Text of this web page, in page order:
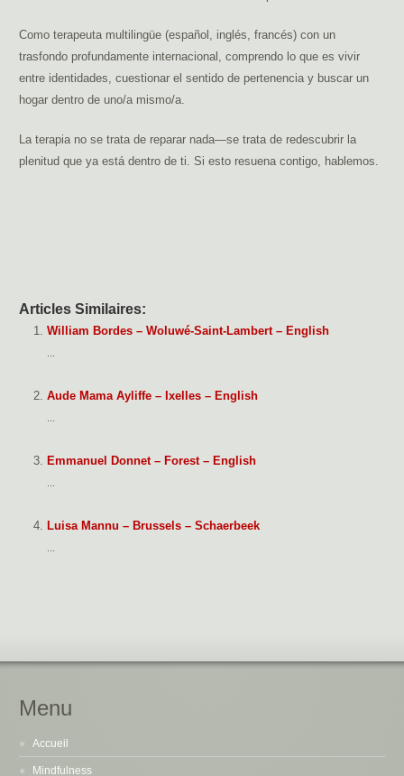
Como terapeuta multilingüe (español, inglés, francés) con un
trasfondo profundamente internacional, comprendo lo que es vivir
entre identidades, cuestionar el sentido de pertenencia y buscar un
hogar dentro de uno/a mismo/a.
La terapia no se trata de reparar nada—se trata de redescubrir la
plenitud que ya está dentro de ti. Si esto resuena contigo, hablemos.
Articles Similaires:
William Bordes – Woluwé-Saint-Lambert – English
Aude Mama Ayliffe – Ixelles – English
Emmanuel Donnet – Forest – English
Luisa Mannu – Brussels – Schaerbeek
Menu
Accueil
Mindfulness